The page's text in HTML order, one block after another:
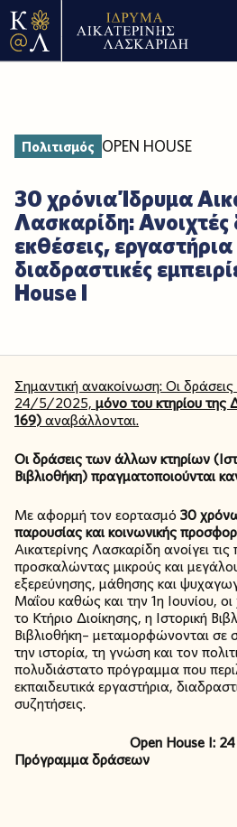
Πολιτισμός OPEN HOUSE
30 χρόνια Ίδρυμα
Λασκαρίδη: Ανοιχτές
εκθέσεις, εργαστήρια
διαδραστικές
House Ι
Σημαντική ανακοίνωση: Οι
24/5/2025, μόνο του κτηρίου της
169)αναβάλλονται.
Οι δράσεις των άλλων κτηρίων
Βιβλιοθήκη) πραγματοποιούνται
Με αφορμή τον εορτασμό 30
παρουσίας και κοινωνικής
Αικατερίνης Λασκαρίδη ανοίγει
προσκαλώντας μικρούς και
εξερεύνησης, μάθησης και
Μαΐου καθώς και την 1η Ιουνίου,
το Κτήριο Διοίκησης, η Ιστορική
Βιβλιοθήκη– μεταμορφώνονται σε
την ιστορία, τη γνώση και τον
πολυδιάστατο πρόγραμμα που
εκπαιδευτικά εργαστήρια,
συζητήσεις.
Open House I: 24 & 25
Πρόγραμμα δράσεων